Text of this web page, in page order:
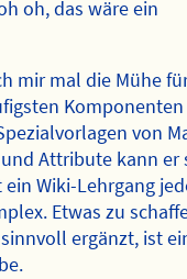
oh, das wäre ein
mir mal die Mühe
von
Attribute kann er
Wiki-Lehrgang
Etwas zu
ergänzt, ist